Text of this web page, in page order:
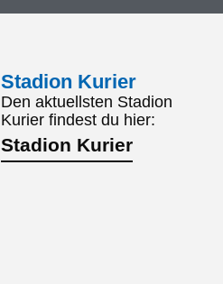
Stadion Kurier
Den aktuellsten Stadion
Kurier findest du hier:
Stadion Kurier